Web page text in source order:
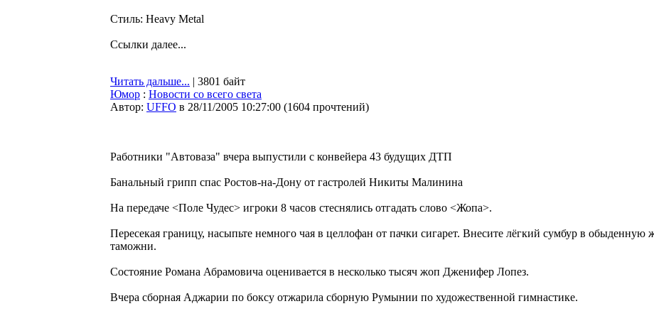
Стиль: Heavy Metal
Ссылки далее...
Читать дальше... | 3801 байт
Юмор : Новости со всего света
Автор: UFFO в 28/11/2005 10:27:00 (1604 прочтений)
Работники "Автоваза" вчера выпустили с конвейера 43 будущих ДТП
Банальный грипп спас Ростов-на-Дону от гастролей Никиты Малинина
На передаче <Поле Чудес> игроки 8 часов стеснялись отгадать слово <Жопа>.
Пересекая границу, насыпьте немного чая в целлофан от пачки сигарет. Внесите лёгкий сумбур в обыденную
таможни.
Состояние Романа Абрамовича оценивается в несколько тысяч жоп Дженифер Лопез.
Вчера сборная Аджарии по боксу отжарила сборную Румынии по художественной гимнастике.